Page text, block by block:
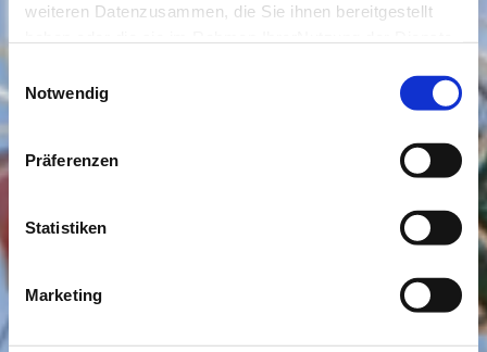
weiteren Datenzusammen, die Sie ihnen bereitgestellt
Impressum
Notwendig
Präferenzen
Statistiken
Marketing